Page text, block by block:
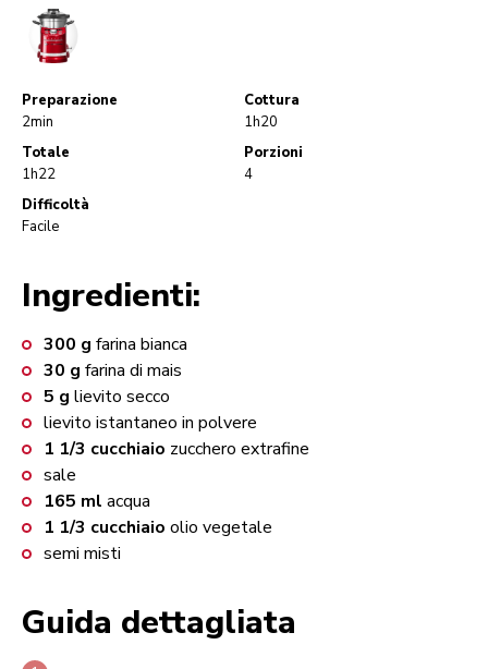
CookProcessor
Preparazione
2min
Cottura
1h20
Totale
1h22
Porzioni
4
Difficoltà
Facile
Ingredienti:
300 g farina bianca
30 g farina di mais
5 g lievito secco
lievito istantaneo in polvere
1 1/3 cucchiaio zucchero extrafine
sale
165 ml acqua
1 1/3 cucchiaio olio vegetale
semi misti
Guida dettagliata